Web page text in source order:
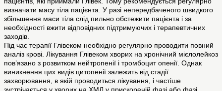
визначати масу тіла пацієнта. У разі непередбаченого швидкого
збільшення маси тіла слід пильно обстежити пацієнта і за
необхідності вжити відповідних підтримуючих і терапевтичних
заходів.
Під час терапії Глівеком необхідно регулярно проводити повний
аналіз крові. Лікування Глівеком хворих на хронічний мієлолейкоз
пов’язано з розвитком нейтропенії і тромбоцит опенії. Однак
виникнення цих видів цитопенії залежить від стадії
захворювання, в якій проводиться лікування, і частіше